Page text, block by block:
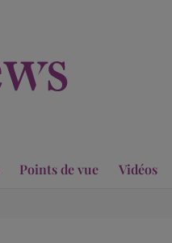
Points de vue Vidéos